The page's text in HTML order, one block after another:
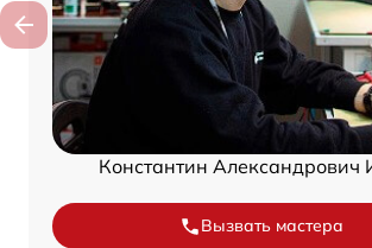
Константин Александрович
Вызвать мастера